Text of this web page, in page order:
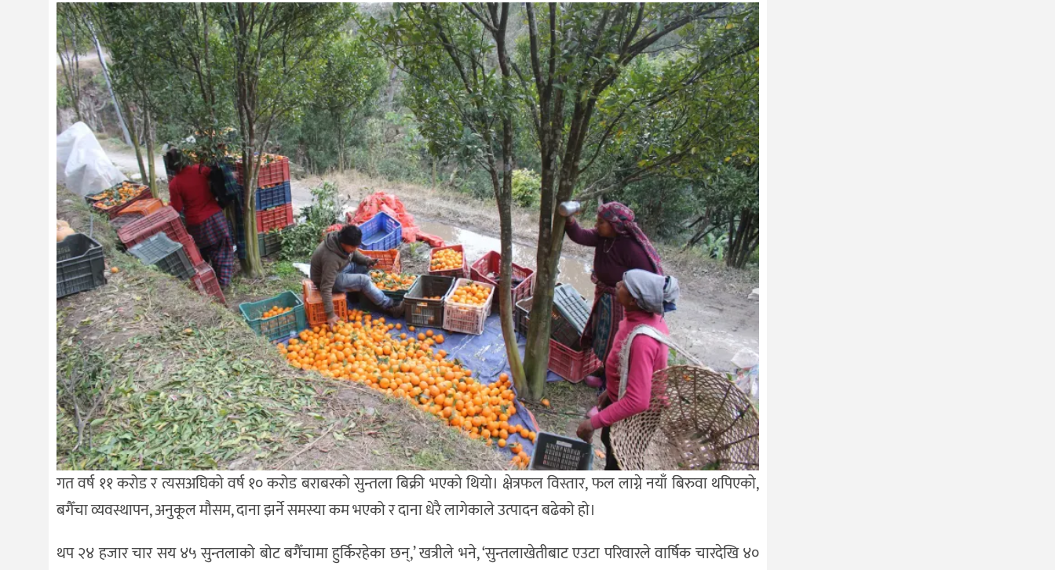
गत वर्ष ११ करोड र त्यसअघिको वर्ष १० करोड बराबरको सुन्तला बिक्री भएको थियो। क्षेत्रफल विस्तार, फल लाग्ने नयाँ बिरुवा थपिएको,
बगैँचा व्यवस्थापन, अनुकूल मौसम, दाना झर्ने समस्या कम भएको र दाना धेरै लागेकाले उत्पादन बढेको हो।
थप २४ हजार चार सय ४५ सुन्तलाको बोट बगैँचामा हुर्किरहेका छन्,’ खत्रीले भने, ‘सुन्तलाखेतीबाट एउटा परिवारले वार्षिक चारदेखि ४०